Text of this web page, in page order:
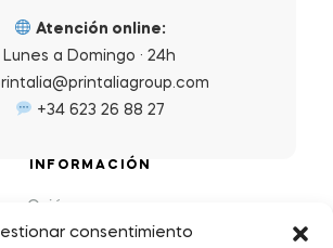
consentimiento
Atención online:
Lunes a Domingo · 24h
+34 623 26 88 27
INFORMACIÓN
Quiénes somos
Frecuentes (FAQs)